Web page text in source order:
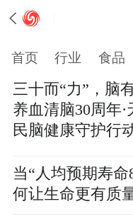
首页 行业 食品
三十而“力”，脑
养血清脑30周年·
民脑健康守护行
当“人均预期寿
何让生命更有质